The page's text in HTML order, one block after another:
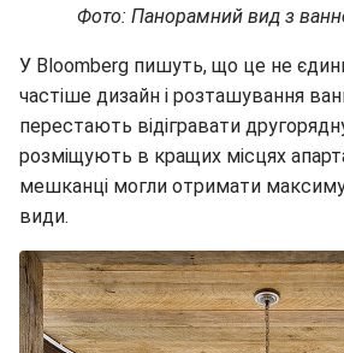
Фото: Панорамний вид з
У Bloomberg пишуть, що це не
частіше дизайн і розташування
перестають відігравати
розміщують в кращих місцях
мешканці могли отримати
види.